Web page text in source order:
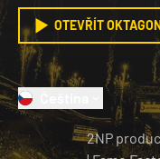
OTEVŘÍT
2NP